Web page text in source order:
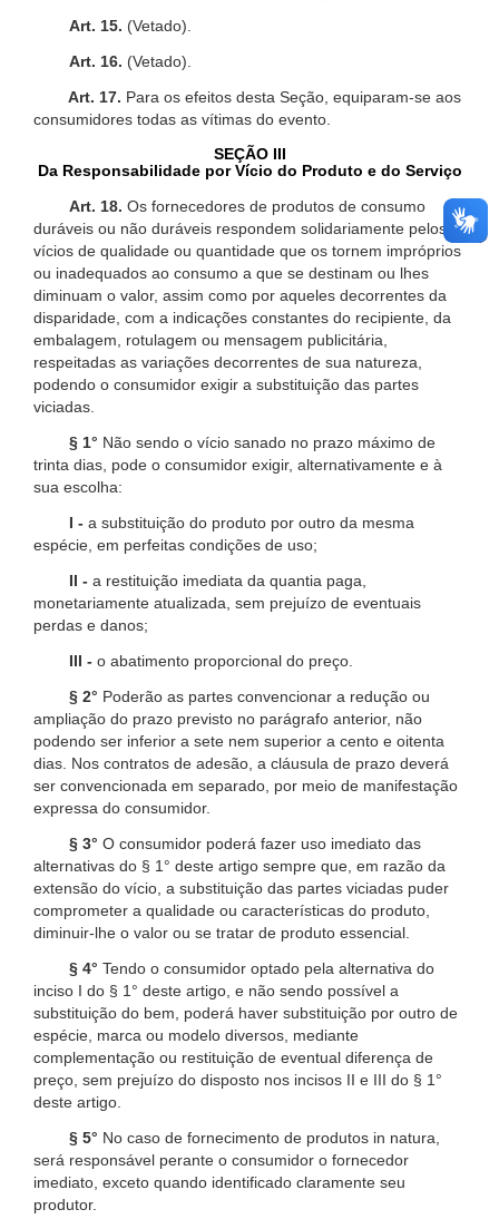
Art. 15. (Vetado).
Art. 16. (Vetado).
Art. 17. Para os efeitos desta Seção, equiparam-se aos
consumidores todas as vítimas do evento.
SEÇÃO III
Da Responsabilidade por Vício do Produto e do Serviço
Art. 18. Os fornecedores de produtos de consumo
duráveis ou não duráveis respondem solidariamente pelos
vícios de qualidade ou quantidade que os tornem impróprios
ou inadequados ao consumo a que se destinam ou lhes
diminuam o valor, assim como por aqueles decorrentes da
disparidade, com a indicações constantes do recipiente, da
embalagem, rotulagem ou mensagem publicitária,
respeitadas as variações decorrentes de sua natureza,
podendo o consumidor exigir a substituição das partes
viciadas.
§ 1° Não sendo o vício sanado no prazo máximo de
trinta dias, pode o consumidor exigir, alternativamente e à
sua escolha:
I - a substituição do produto por outro da mesma
espécie, em perfeitas condições de uso;
II - a restituição imediata da quantia paga,
monetariamente atualizada, sem prejuízo de eventuais
perdas e danos;
III - o abatimento proporcional do preço.
§ 2° Poderão as partes convencionar a redução ou
ampliação do prazo previsto no parágrafo anterior, não
podendo ser inferior a sete nem superior a cento e oitenta
dias. Nos contratos de adesão, a cláusula de prazo deverá
ser convencionada em separado, por meio de manifestação
expressa do consumidor.
§ 3° O consumidor poderá fazer uso imediato das
alternativas do § 1° deste artigo sempre que, em razão da
extensão do vício, a substituição das partes viciadas puder
comprometer a qualidade ou características do produto,
diminuir-lhe o valor ou se tratar de produto essencial.
§ 4° Tendo o consumidor optado pela alternativa do
inciso I do § 1° deste artigo, e não sendo possível a
substituição do bem, poderá haver substituição por outro de
espécie, marca ou modelo diversos, mediante
complementação ou restituição de eventual diferença de
preço, sem prejuízo do disposto nos incisos II e III do § 1°
deste artigo.
§ 5° No caso de fornecimento de produtos in natura,
será responsável perante o consumidor o fornecedor
imediato, exceto quando identificado claramente seu
produtor.